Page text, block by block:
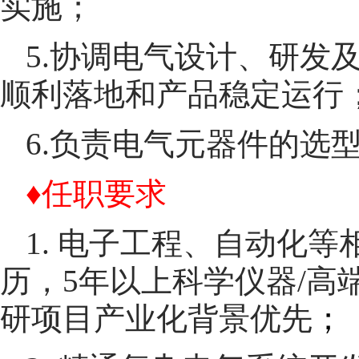
5.协调电气设计、研发
顺利落地和产品稳定运行
6.负责电气元器件的选
♦任职要求
1. 电子工程、自动化等
历，5年以上科学仪器/高
研项目产业化背景优先 ；